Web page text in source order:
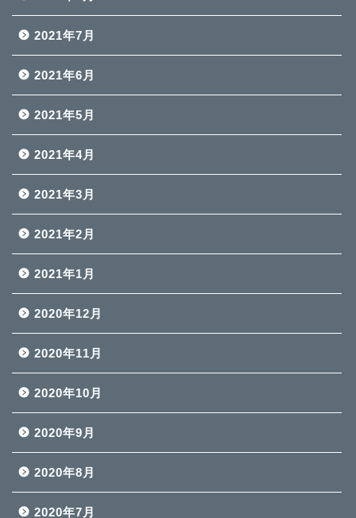
2021年7月
2021年6月
2021年5月
2021年4月
2021年3月
2021年2月
2021年1月
2020年12月
2020年11月
2020年10月
2020年9月
2020年8月
2020年7月